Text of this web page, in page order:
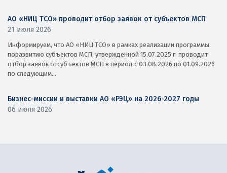
АО «НИЦ ТСО» проводит отбор заявок от субъектов МСП
21 июля 2026
Информируем, что АО «НИЦ ТСО» в рамках реализации программы
поразвитию субъектов МСП, утвержденной 15.07.2025 г. проводит
отбор заявок отсубъектов МСП в период с 03.08.2026 по 01.09.2026
по следующим...
Бизнес-миссии и выставки АО «РЭЦ» на 2026-2027 годы
06 июля 2026